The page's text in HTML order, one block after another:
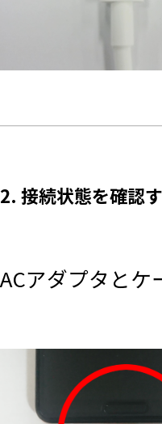
2. 接続状態を確認
ACアダプタと